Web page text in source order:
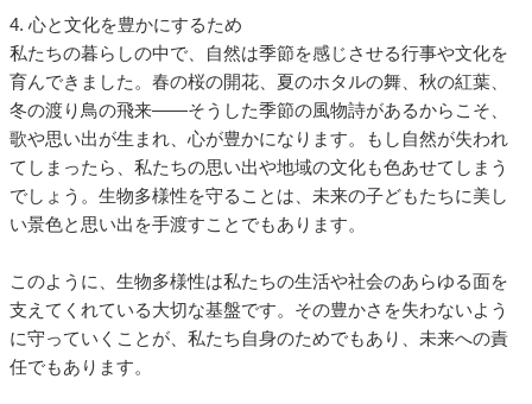
4. 心と文化を豊かにするため
私たちの暮らしの中で、自然は季節を感じさせる行事や文化を
育んできました。春の桜の開花、夏のホタルの舞、秋の紅葉、
冬の渡り鳥の飛来――そうした季節の風物詩があるからこそ、
歌や思い出が生まれ、心が豊かになります。もし自然が失われ
てしまったら、私たちの思い出や地域の文化も色あせてしまう
でしょう。生物多様性を守ることは、未来の子どもたちに美し
い景色と思い出を手渡すことでもあります。
このように、生物多様性は私たちの生活や社会のあらゆる面を
支えてくれている大切な基盤です。その豊かさを失わないよう
に守っていくことが、私たち自身のためでもあり、未来への責
任でもあります。